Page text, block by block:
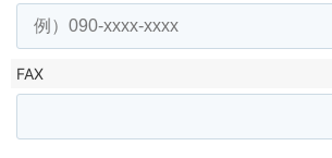
FAX